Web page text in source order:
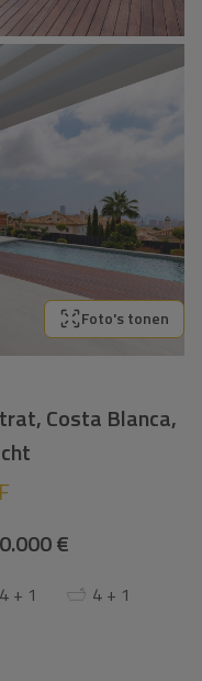
Foto's tonen
Costa Blanca,
€
4 + 1 4 + 1